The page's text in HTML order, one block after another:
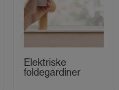
Elektriske
foldegardiner